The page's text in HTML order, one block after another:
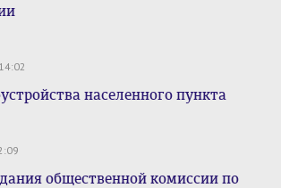
населенного пункта
общественной комиссии по